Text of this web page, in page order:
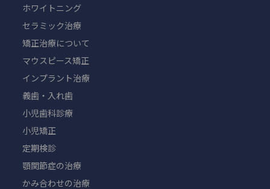
ホワイトニング
セラミック治療
矯正治療について
マウスピース矯正
インプラント治療
義歯・入れ歯
小児歯科診療
小児矯正
定期検診
顎関節症の治療
かみ合わせの治療